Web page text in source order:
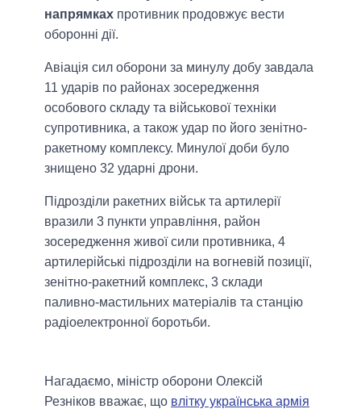
напрямках противник продовжує вести
оборонні дії.
Авіація сил оборони за минулу добу завдала
11 ударів по районах зосередження
особового складу та військової техніки
супротивника, а також удар по його зенітно-
ракетному комплексу. Минулої доби було
знищено 32 ударні дрони.
Підрозділи ракетних військ та артилерії
вразили 3 пункти управління, район
зосередження живої сили противника, 4
артилерійські підрозділи на вогневій позиції,
зенітно-ракетний комплекс, 3 склади
паливно-мастильних матеріалів та станцію
радіоелектронної боротьби.
Нагадаємо, міністр оборони Олексій
Резніков вважає, що влітку українська армія